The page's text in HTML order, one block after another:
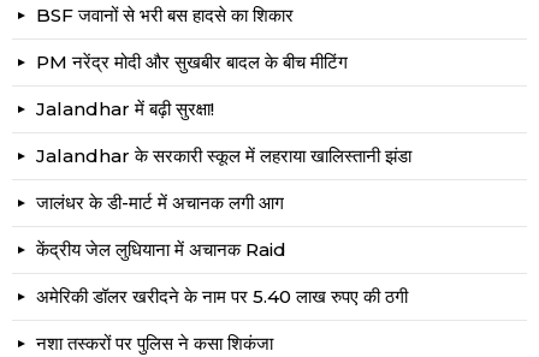
BSF जवानों से भरी बस हादसे का शिकार
PM नरेंद्र मोदी और सुखबीर बादल के बीच मीटिंग
Jalandhar में बढ़ी सुरक्षा!
Jalandhar के सरकारी स्कूल में लहराया खालिस्तानी झंडा
जालंधर के डी-मार्ट में अचानक लगी आग
केंद्रीय जेल लुधियाना में अचानक Raid
अमेरिकी डॉलर खरीदने के नाम पर 5.40 लाख रुपए की ठगी
नशा तस्करों पर पुलिस ने कसा शिकंजा